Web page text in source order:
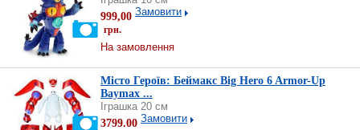
999,00
грн.
Замовити
На замовлення
Місто Героїв: Беймакс Big Hero 6 Armor-Up
Baymax ...
Іграшка 20 см
3799.00 Замовити